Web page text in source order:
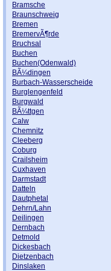
Bramsche
Braunschweig
Bremen
BremervÃ¶rde
Bruchsal
Buchen
Buchen(Odenwald)
BÃ¼dingen
Burbach-Wasserscheide
Burglengenfeld
Burgwald
BÃ¼ttgen
Calw
Chemnitz
Cleeberg
Coburg
Crailsheim
Cuxhaven
Darmstadt
Datteln
Dautphetal
Dehrn/Lahn
Deilingen
Dernbach
Detmold
Dickesbach
Dietzenbach
Dinslaken